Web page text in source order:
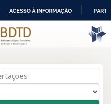
IR
PARA
ACESSO À INFORMAÇÃO
2para a busca '